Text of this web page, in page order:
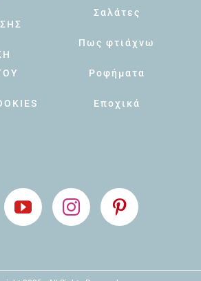
Σαλάτες
Πως φτιάχνω
Ροφήματα
Εποχικά